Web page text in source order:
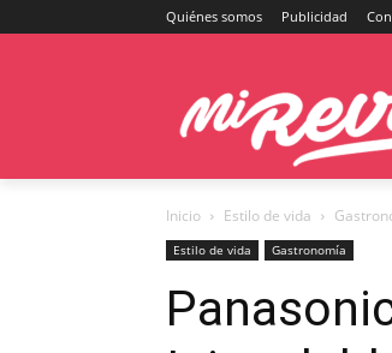
Quiénes somos Publicidad
Inicio Estilo de vida
Estilo de vida Gastronomía